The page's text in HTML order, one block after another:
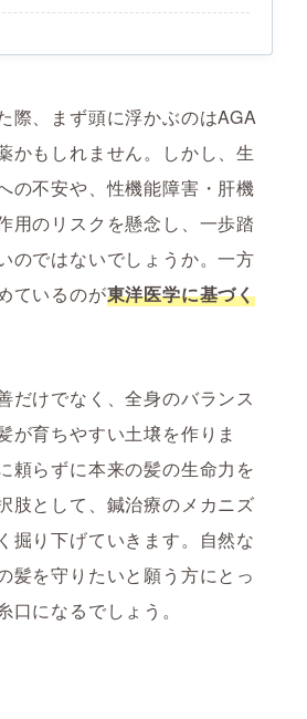
際、まず頭に浮かぶのはAGA
かもしれません。しかし、生
の不安や、性機能障害・肝機
用のリスクを懸念し、一歩踏
のではないでしょうか。一方
ているのが東洋医学に基づく
だけでなく、全身のバランス
が育ちやすい土壌を作りま
頼らずに本来の髪の生命力を
肢として、鍼治療のメカニズ
掘り下げていきます。自然な
髪を守りたいと願う方にとっ
になるでしょう。